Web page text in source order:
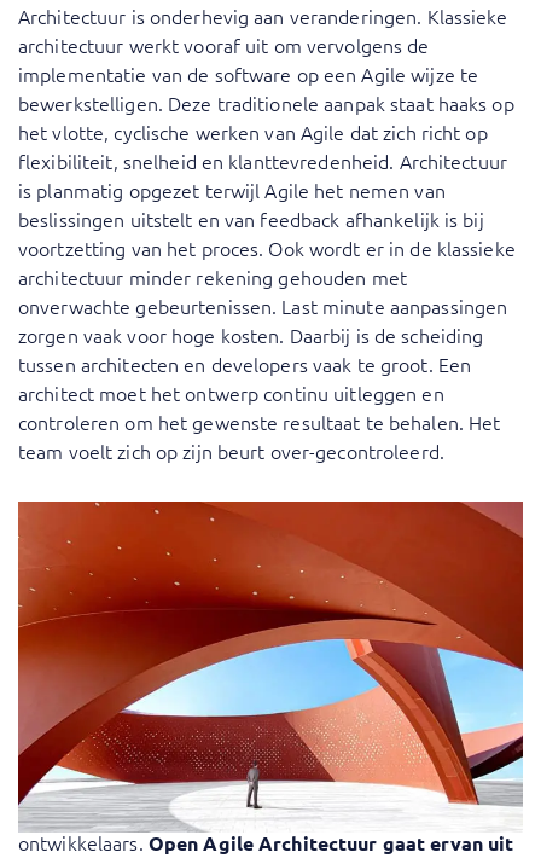
Architectuur is onderhevig aan veranderingen. Klassieke
architectuur werkt vooraf uit om vervolgens de
implementatie van de software op een Agile wijze te
bewerkstelligen. Deze traditionele aanpak staat haaks op
het vlotte, cyclische werken van Agile dat zich richt op
flexibiliteit, snelheid en klanttevredenheid. Architectuur
is planmatig opgezet terwijl Agile het nemen van
beslissingen uitstelt en van feedback afhankelijk is bij
voortzetting van het proces. Ook wordt er in de klassieke
architectuur minder rekening gehouden met
onverwachte gebeurtenissen. Last minute aanpassingen
zorgen vaak voor hoge kosten. Daarbij is de scheiding
tussen architecten en developers vaak te groot. Een
architect moet het ontwerp continu uitleggen en
controleren om het gewenste resultaat te behalen. Het
team voelt zich op zijn beurt over-gecontroleerd.
Wijke: “Voorheen bepaalde je als architect een
doelarchitectuur en tekende je een nauwkeurige
roadmap uit om daar te komen. Het was sterk gericht op
modellen en het structureren van de oplossing. Klassieke
architectuur raamwerken kijken naar de aspecten van
business, informatie, applicatie en technologie. Open
Agile Architectuur kiest voor aanvullende viewpoints,
zoals ervaringsperspectief, en het gedrag in een
organisatie. Als architect geef je nog steeds kaders, maar
laten we meer over aan de expertise van de
ontwikkelaars.Open Agile Architectuur gaat ervan uit